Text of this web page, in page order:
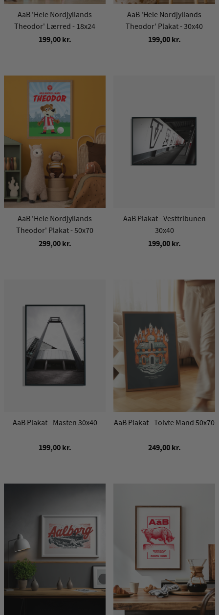
AaB 'Hele Nordjyllands
Theodor' Lærred - 18x24
199,00 kr.
AaB 'Hele Nordjyllands
Theodor' Plakat - 30x40
199,00 kr.
AaB 'Hele Nordjyllands
Theodor' Plakat - 50x70
299,00 kr.
AaB Plakat - Vesttribunen
30x40
199,00 kr.
AaB Plakat - Masten 30x40
199,00 kr.
AaB Plakat - Tolvte Mand 50x70
249,00 kr.